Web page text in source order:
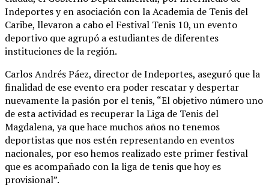
Indeportes y en asociación con la Academia de Tenis del
Caribe, llevaron a cabo el Festival Tenis 10, un evento
deportivo que agrupó a estudiantes de diferentes
instituciones de la región.
Carlos Andrés Páez, director de Indeportes, aseguró que la
finalidad de ese evento era poder rescatar y despertar
nuevamente la pasión por el tenis, “El objetivo número uno
de esta actividad es recuperar la Liga de Tenis del
Magdalena, ya que hace muchos años no tenemos
deportistas que nos estén representando en eventos
nacionales, por eso hemos realizado este primer festival
que es acompañado con la liga de tenis que hoy es
provisional”.